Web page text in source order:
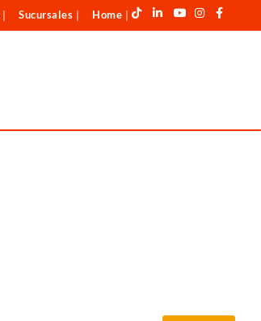
Sucursales Home